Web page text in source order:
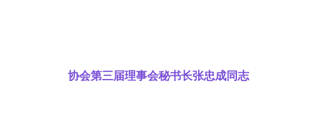
协会第三届理事会秘书长张忠成同志